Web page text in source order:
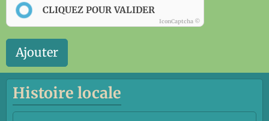
CLIQUEZ POUR VALIDER
IconCaptcha ©
Ajouter
Histoire locale